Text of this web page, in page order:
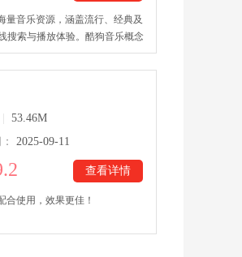
量音乐资源，涵盖流行、经典及
搜索与播放体验。酷狗音乐概念
音效输出与丰富音质选择，让用
还包含线上音乐会、有声内容等
门歌曲还是小众音乐作品，都
53.46M
2025-09-11
查看详情
合使用，效果更佳！